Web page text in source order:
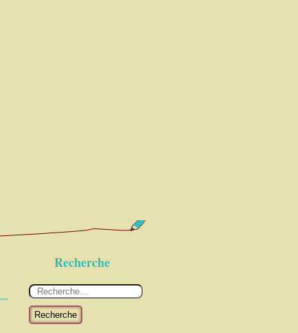
Recherche
Recherche